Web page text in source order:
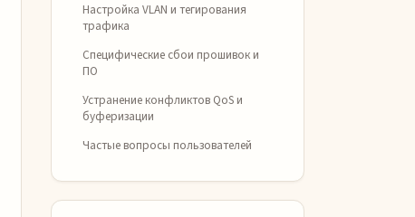
Настройка VLAN и тегирования
трафика
Специфические сбои прошивок и
ПО
Устранение конфликтов QoS и
буферизации
Частые вопросы пользователей